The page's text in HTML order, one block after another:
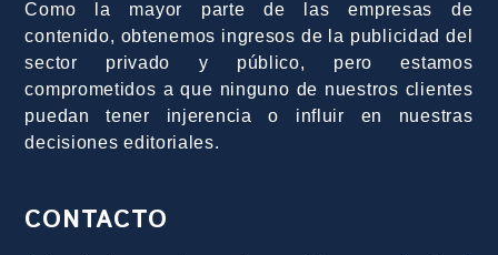
Como la mayor parte de las empresas de
contenido, obtenemos ingresos de la publicidad del
sector privado y público, pero estamos
comprometidos a que ninguno de nuestros clientes
puedan tener injerencia o influir en nuestras
decisiones editoriales.
CONTACTO